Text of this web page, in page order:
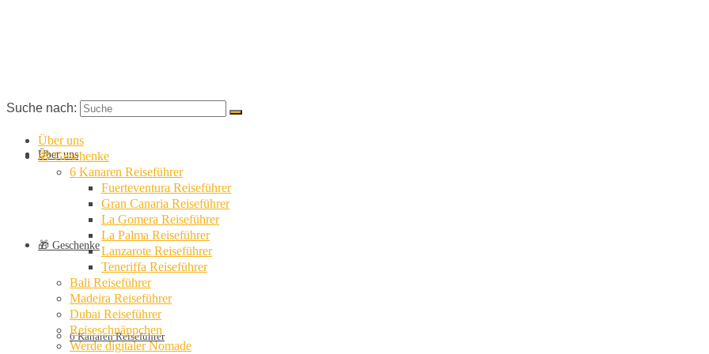
Über uns
🎁 Geschenke
6 Kanaren Reiseführer
Suche nach:
Über uns
🎁 Geschenke
6 Kanaren Reiseführer
Fuerteventura Reiseführer
Gran Canaria Reiseführer
La Gomera Reiseführer
La Palma Reiseführer
Lanzarote Reiseführer
Teneriffa Reiseführer
Bali Reiseführer
Madeira Reiseführer
Dubai Reiseführer
Reiseschnäppchen
Werde digitaler Nomade